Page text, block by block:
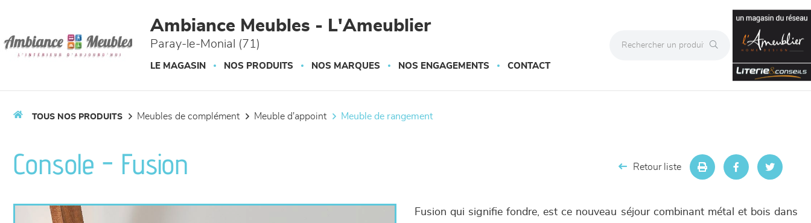
Ambiance Meubles - L'Ameublier
Paray-le-Monial (71)
LE MAGASIN NOS PRODUITS NOS MARQUES NOS ENGAGEMENTS CONTACT
TOUS NOS PRODUITS meubles de complément meuble d'appoint meuble de rangement
Console - Fusion Retour liste
Fusion qui signifie fondre, est ce nouveau séjour combinant métal et bois dans